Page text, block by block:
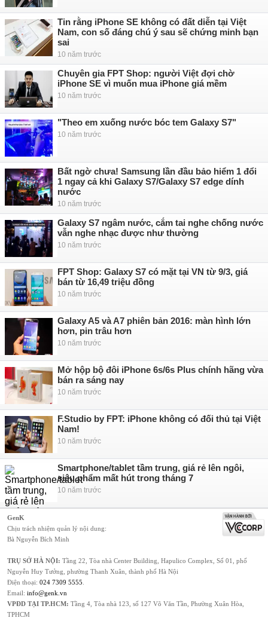
Tin rằng iPhone SE không có đất diễn tại Việt
Nam, con số đáng chú ý sau sẽ chứng minh bạn
sai
10 năm trước
Chuyên gia FPT Shop: người Việt đợi chờ
iPhone SE vì muốn mua iPhone giá mềm
10 năm trước
"Theo em xuống nước bóc tem Galaxy S7"
10 năm trước
Bất ngờ chưa! Samsung lần đầu bảo hiểm 1 đổi
1 ngay cả khi Galaxy S7/Galaxy S7 edge dính
nước
10 năm trước
Galaxy S7 ngâm nước, cắm tai nghe chống nước
vẫn nghe nhạc được như thường
10 năm trước
FPT Shop: Galaxy S7 có mặt tại VN từ 9/3, giá
bán từ 16,49 triệu đồng
10 năm trước
Galaxy A5 và A7 phiên bản 2016: màn hình lớn
hơn, pin trâu hơn
10 năm trước
Mở hộp bộ đôi iPhone 6s/6s Plus chính hãng vừa
bán ra sáng nay
10 năm trước
F.Studio by FPT: iPhone không có đối thủ tại Việt
Nam!
10 năm trước
Smartphone/tablet tầm trung, giá rẻ lên ngôi,
siêu phẩm mất hút trong tháng 7
10 năm trước
GenK
Chịu trách nhiệm quản lý nội dung:
Bà Nguyễn Bích Minh
TRỤ SỞ HÀ NỘI: Tầng 22, Tòa nhà Center Building, Hapulico Complex, Số 01, phố
Nguyễn Huy Tưởng, phường Thanh Xuân, thành phố Hà Nội
Điện thoại: 024 7309 5555
Email: info@genk.vn
VPĐD TẠI TP.HCM: Tầng 4, Tòa nhà 123, số 127 Võ Văn Tần, Phường Xuân Hòa,
TPHCM